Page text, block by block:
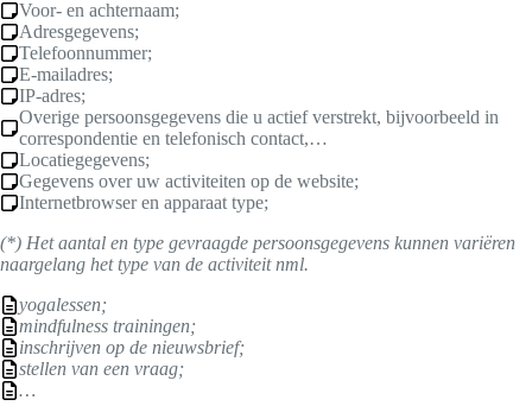
Voor- en achternaam;
Adresgegevens;
Telefoonnummer;
E-mailadres;
IP-adres;
Overige persoonsgegevens die u actief verstrekt, bijvoorbeeld in
correspondentie en telefonisch contact,…
Locatiegegevens;
Gegevens over uw activiteiten op de website;
Internetbrowser en apparaat type;
(*) Het aantal en type gevraagde persoonsgegevens kunnen variëren
naargelang het type van de activiteit nml.
yogalessen;
mindfulness trainingen;
inschrijven op de nieuwsbrief;
stellen van een vraag;
…